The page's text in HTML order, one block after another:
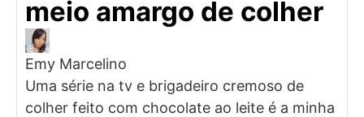
meio amargo de colher
Emy Marcelino
Uma série na tv e brigadeiro cremoso de
colher feito com chocolate ao leite é a minha